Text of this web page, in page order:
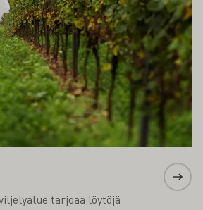
tarjoaa löytöjä